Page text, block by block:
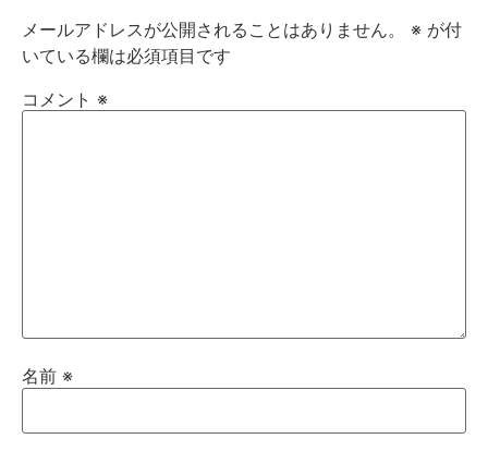
メールアドレスが公開されることはありません。 ※ が付
いている欄は必須項目です
コメント ※
名前 ※